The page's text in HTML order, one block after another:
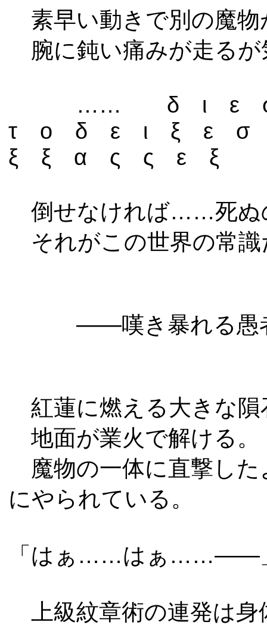
素早い動きで別の魔物
腕に鈍い痛みが走るが
…… δ ι ε σ
τ ο δ ε ι ξ ε
ξ ξ α ς ς ε ξ
倒せなければ……死ぬ
それがこの世界の常識
――嘆き暴れる愚
紅蓮に燃える大きな隕
地面が業火で解ける。
魔物の一体に直撃した
にやられている。
「はぁ……はぁ……――
上級紋章術の連発は身